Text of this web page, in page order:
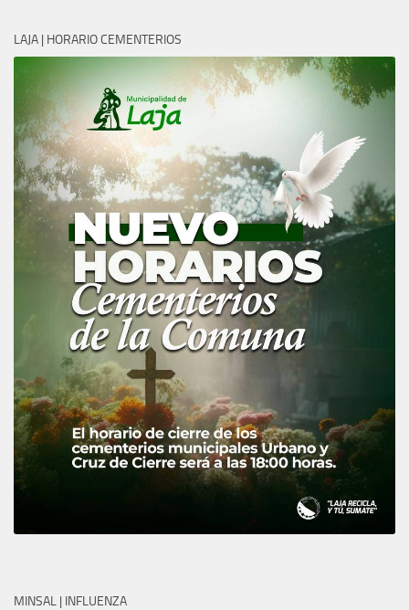
LAJA | HORARIO CEMENTERIOS
MINSAL | INFLUENZA